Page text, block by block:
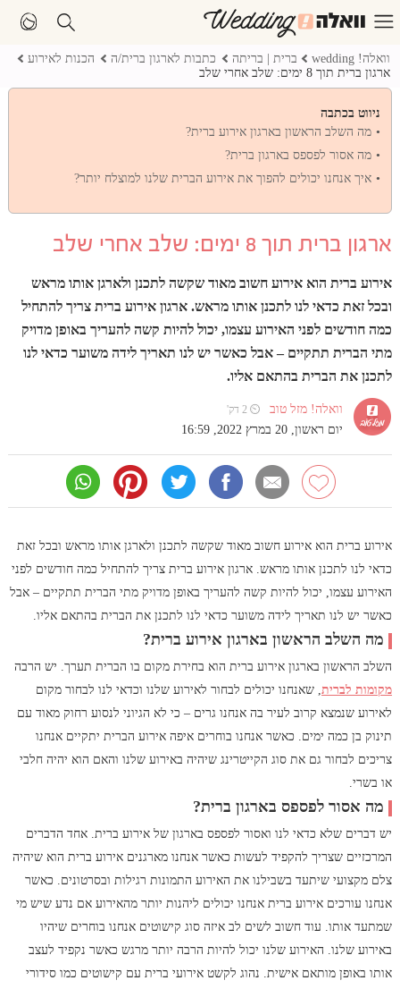
וואלה! wedding ברית | בריתה כתבות לארגון ברית/ה
הכנות לאירוע
ארגון ברית תוך 8 ימים: שלב אחרי שלב
ניווט בכתבה
מה השלב הראשון בארגון אירוע ברית?
מה אסור לפספס בארגון ברית?
איך אנחנו יכולים להפוך את אירוע הברית שלנו למוצלח יותר?
ארגון ברית תוך 8 ימים: שלב אחרי שלב
אירוע ברית הוא אירוע חשוב מאוד שקשה לתכנן ולארגן אותו מראש
ובכל זאת כדאי לנו לתכנן אותו מראש. ארגון אירוע ברית צריך להתחיל
כמה חודשים לפני האירוע עצמו, יכול להיות קשה להעריך באופן מדויק
מתי הברית תתקיים – אבל כאשר יש לנו תאריך לידה משוער כדאי לנו
לתכנן את הברית בהתאם אליו.
וואלה! מזל טוב ⏲ 2 דק'
יום ראשון, 20 במרץ 2022, 16:59
אירוע ברית הוא אירוע חשוב מאוד שקשה לתכנן ולארגן אותו מראש ובכל זאת
כדאי לנו לתכנן אותו מראש. ארגון אירוע ברית צריך להתחיל כמה חודשים לפני
האירוע עצמו, יכול להיות קשה להעריך באופן מדויק מתי הברית תתקיים – אבל
כאשר יש לנו תאריך לידה משוער כדאי לנו לתכנן את הברית בהתאם אליו.
מה השלב הראשון בארגון אירוע ברית?
השלב הראשון בארגון אירוע ברית הוא בחירת מקום בו הברית תערך. יש הרבה
מקומות לברית, שאנחנו יכולים לבחור לאירוע שלנו וכדאי לנו לבחור מקום
לאירוע שנמצא קרוב לעיר בה אנחנו גרים – כי לא הגיוני לנסוע רחוק מאוד עם
תינוק בן כמה ימים. כאשר אנחנו בוחרים איפה אירוע הברית יתקיים אנחנו
צריכים לבחור גם את סוג הקייטרינג שיהיה באירוע שלנו והאם הוא יהיה חלבי
או בשרי.
מה אסור לפספס בארגון ברית?
יש דברים שלא כדאי לנו ואסור לפספס בארגון של אירוע ברית. אחד הדברים
המרכזיים שצריך להקפיד לעשות כאשר אנחנו מארגנים אירוע ברית הוא שיהיה
צלם מקצועי שיתעד בשבילנו את האירוע התמונות רגילות ובסרטונים. כאשר
אנחנו עורכים אירוע ברית אנחנו יכולים ליהנות יותר מהאירוע אם נדע שיש מי
שמתעד אותו. עוד חשוב לשים לב איזה סוג קישוטים אנחנו בוחרים שיהיו
באירוע שלנו. האירוע שלנו יכול להיות הרבה יותר מרגש כאשר נקפיד לעצב
אותו באופן מותאם אישית. נהוג לקשט אירועי ברית עם קישוטים כמו סידורי